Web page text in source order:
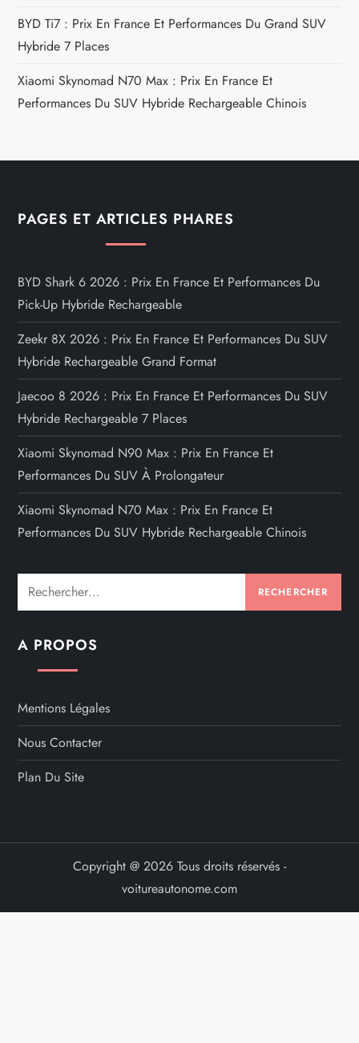
BYD Ti7 : Prix En France Et Performances Du Grand SUV
Hybride 7 Places
Xiaomi Skynomad N70 Max : Prix En France Et
Performances Du SUV Hybride Rechargeable Chinois
PAGES ET ARTICLES PHARES
BYD Shark 6 2026 : Prix En France Et Performances Du
Pick-Up Hybride Rechargeable
Zeekr 8X 2026 : Prix En France Et Performances Du SUV
Hybride Rechargeable Grand Format
Jaecoo 8 2026 : Prix En France Et Performances Du SUV
Hybride Rechargeable 7 Places
Xiaomi Skynomad N90 Max : Prix En France Et
Performances Du SUV À Prolongateur
Xiaomi Skynomad N70 Max : Prix En France Et
Performances Du SUV Hybride Rechargeable Chinois
Rechercher :
A PROPOS
Mentions Légales
Nous Contacter
Plan Du Site
Copyright @ 2026 Tous droits réservés -
voitureautonome.com